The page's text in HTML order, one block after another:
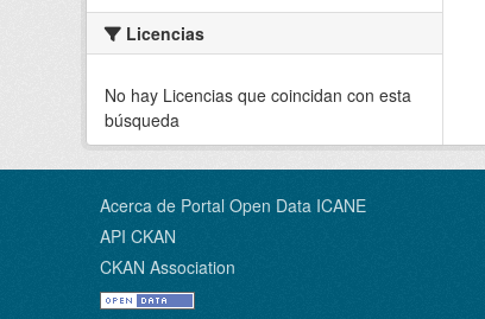
Licencias
No hay Licencias que coincidan con esta
búsqueda
Acerca de Portal Open Data ICANE
API CKAN
CKAN Association